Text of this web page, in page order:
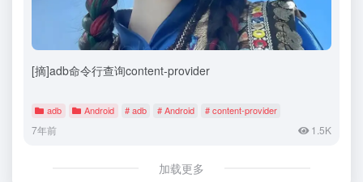
[摘]adb命令行查询content-provider
adb Android # adb # Android # content-provider
7年前 1.5K
加载更多